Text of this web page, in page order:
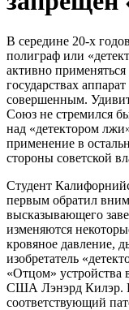
В середине 20-х
полиграф или
активно
государствах
совершенным.
Союз не стремился
над «детектором
применение в
стороны советской
Студент
первым обратил
высказывающего
изменяются
кровяное давление,
изобретатель
«Отцом» устройства
США Лэнэрд Килэр. В
соответствующий